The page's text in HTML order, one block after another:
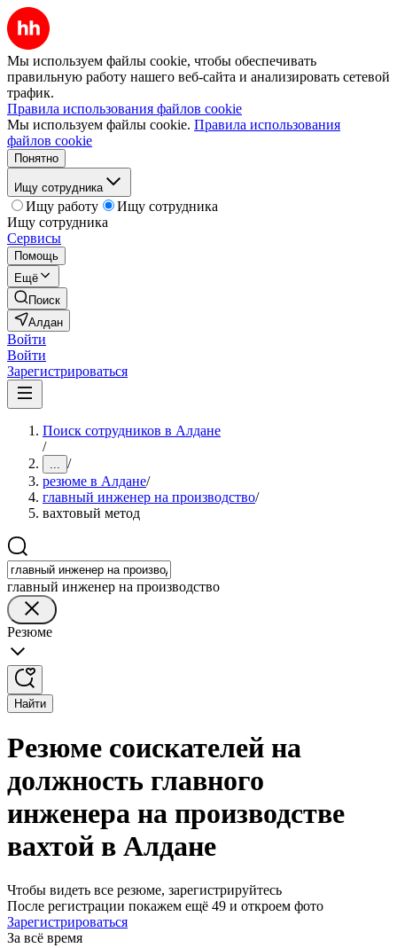
Мы используем файлы cookie, чтобы обеспечивать
правильную работу нашего веб-сайта и анализировать сетевой
трафик.
Правила использования файлов cookie
Мы используем файлы cookie. Правила использования
файлов cookie
Понятно
Ищу сотрудника
Ищу работу
Ищу сотрудника
Ищу сотрудника
Сервисы
Помощь
Ещё
Поиск
Алдан
Войти
Войти
Зарегистрироваться
Поиск сотрудников в Алдане
/
... /
резюме в Алдане/
главный инженер на производство/
вахтовый метод
главный инженер на производство
Резюме
Найти
Резюме соискателей на
должность главного
инженера на производстве
вахтой в Алдане
Чтобы видеть все резюме, зарегистрируйтесь
После регистрации покажем ещё 49 и откроем фото
Зарегистрироваться
За всё время